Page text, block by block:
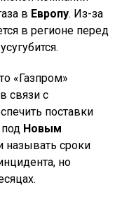
в Европу. Из-за
в регионе перед
«Газпром»
связи с
поставки
Новым
называть сроки
но